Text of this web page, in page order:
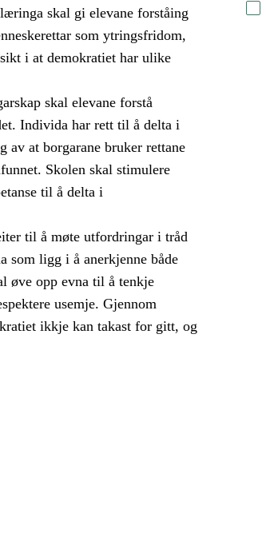
skal gi elevane forståing
som ytringsfridom,
i at demokratiet har ulike
skal elevane forstå
Individa har rett til å delta i
av at borgarane bruker rettane
Skolen skal stimulere
til å delta i
til å møte utfordringar i tråd
som ligg i å anerkjenne både
øve opp evna til å tenkje
usemje. Gjennom
ikkje kan takast for gitt, og